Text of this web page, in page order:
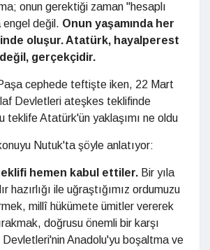
onun gerektiği zaman "hesaplı
engel değil. Onun yaşamında her
oluşur. Atatürk, hayalperest
gerçekçidir.
cephede teftişte iken, 22 Mart
Devletleri ateşkes teklifinde
teklife Atatürk'ün yaklaşımı ne oldu
Nutuk'ta şöyle anlatıyor:
hemen kabul ettiler. Bir yıla
hazırlığı ile uğraştığımız ordumuzu
millî hükümete ümitler vererek
doğrusu önemli bir karşı
Anadolu'yu boşaltma ve